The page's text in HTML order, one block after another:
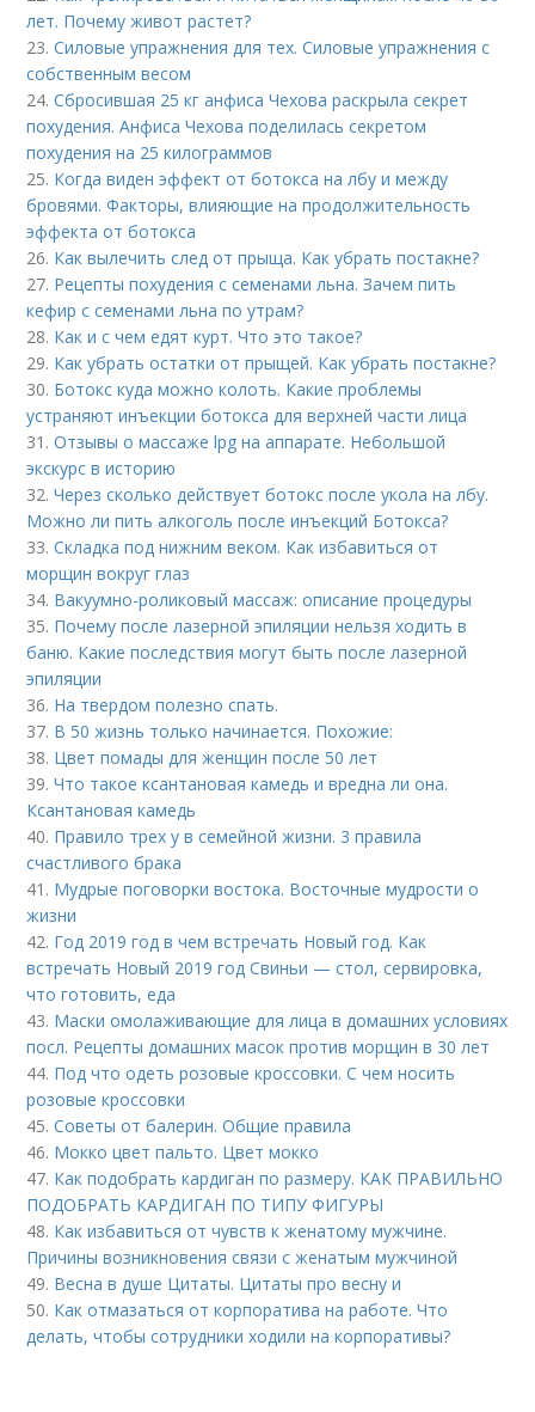
лет. Почему живот растет?
23.Силовые упражнения для тех. Силовые упражнения с
собственным весом
24.Сбросившая 25 кг анфиса Чехова раскрыла секрет
похудения. Анфиса Чехова поделилась секретом
похудения на 25 килограммов
25. Когда виден эффект от ботокса на лбу и между
бровями. Факторы, влияющие на продолжительность
эффекта от ботокса
26. Как вылечить след от прыща. Как убрать постакне?
27. Рецепты похудения с семенами льна. Зачем пить
кефир с семенами льна по утрам?
28. Как и с чем едят курт. Что это такое?
29. Как убрать остатки от прыщей. Как убрать постакне?
30. Ботокс куда можно колоть. Какие проблемы
устраняют инъекции ботокса для верхней части лица
31.Отзывы о массаже lpg на аппарате. Небольшой
экскурс в историю
32.Через сколько действует ботокс после укола на лбу.
Можно ли пить алкоголь после инъекций Ботокса?
33.Складка под нижним веком. Как избавиться от
морщин вокруг глаз
34. Вакуумно-роликовый массаж: описание процедуры
35. Почему после лазерной эпиляции нельзя ходить в
баню. Какие последствия могут быть после лазерной
эпиляции
36. На твердом полезно спать.
37. В 50 жизнь только начинается. Похожие:
38. Цвет помады для женщин после 50 лет
39.Что такое ксантановая камедь и вредна ли она.
Ксантановая камедь
40. Правило трех у в семейной жизни. 3 правила
счастливого брака
41. Мудрые поговорки востока. Восточные мудрости о
жизни
42. Год 2019 год в чем встречать Новый год. Как
встречать Новый 2019 год Свиньи — стол, сервировка,
что готовить, еда
43. Маски омолаживающие для лица в домашних условиях
посл. Рецепты домашних масок против морщин в 30 лет
44. Под что одеть розовые кроссовки. С чем носить
розовые кроссовки
45.Советы от балерин. Общие правила
46. Мокко цвет пальто. Цвет мокко
47. Как подобрать кардиган по размеру. КАК ПРАВИЛЬНО
ПОДОБРАТЬ КАРДИГАН ПО ТИПУ ФИГУРЫ
48. Как избавиться от чувств к женатому мужчине.
Причины возникновения связи с женатым мужчиной
49. Весна в душе Цитаты. Цитаты про весну и
50. Как отмазаться от корпоратива на работе. Что
делать, чтобы сотрудники ходили на корпоративы?